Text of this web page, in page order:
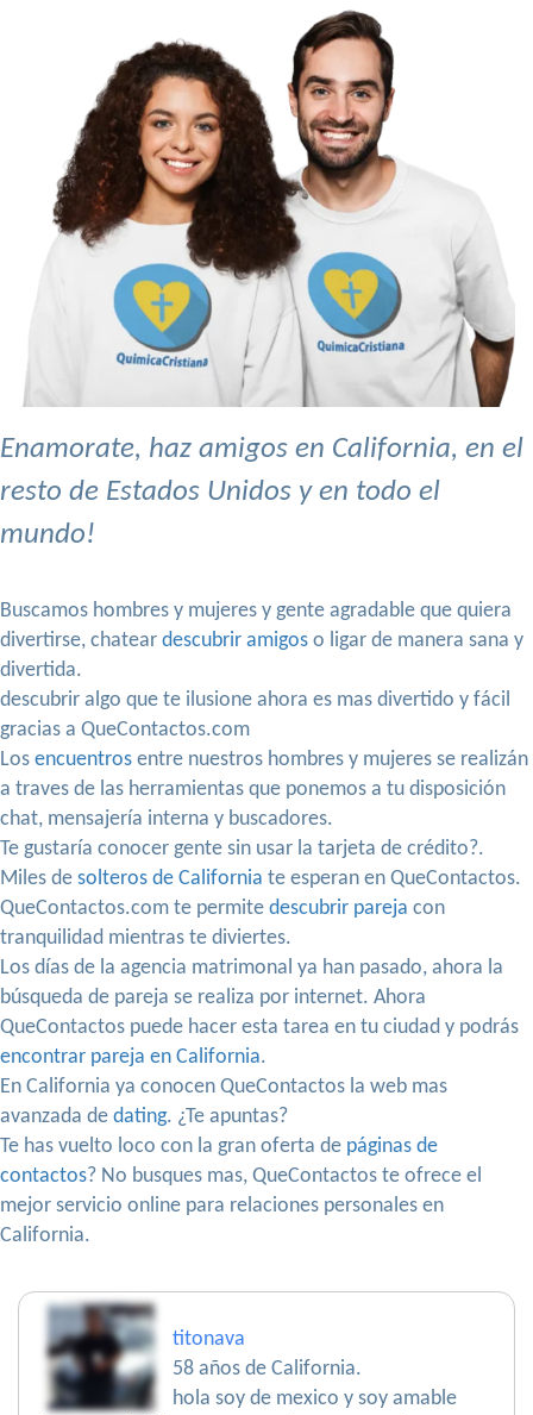
Enamorate, haz amigos en California, en el
resto de Estados Unidos y en todo el
mundo!
Buscamos hombres y mujeres y gente agradable que quiera
divertirse, chatear descubrir amigos o ligar de manera sana y
divertida.
descubrir algo que te ilusione ahora es mas divertido y fácil
gracias a QueContactos.com
Los encuentros entre nuestros hombres y mujeres se realizán
a traves de las herramientas que ponemos a tu disposición
chat, mensajería interna y buscadores.
Te gustaría conocer gente sin usar la tarjeta de crédito?.
Miles de solteros de California te esperan en QueContactos.
QueContactos.com te permite descubrir pareja con
tranquilidad mientras te diviertes.
Los días de la agencia matrimonal ya han pasado, ahora la
búsqueda de pareja se realiza por internet. Ahora
QueContactos puede hacer esta tarea en tu ciudad y podrás
encontrar pareja en California.
En California ya conocen QueContactos la web mas
avanzada de dating. ¿Te apuntas?
Te has vuelto loco con la gran oferta de páginas de
contactos? No busques mas, QueContactos te ofrece el
mejor servicio online para relaciones personales en
California.
titonava
58 años de California.
hola soy de mexico y soy amable